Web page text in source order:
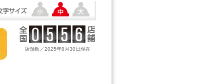
店舗数／2025年8月30日現在